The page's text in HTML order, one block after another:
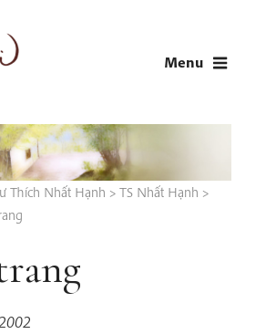
Menu
Thích Nhất Hạnh > TS Nhất Hạnh >